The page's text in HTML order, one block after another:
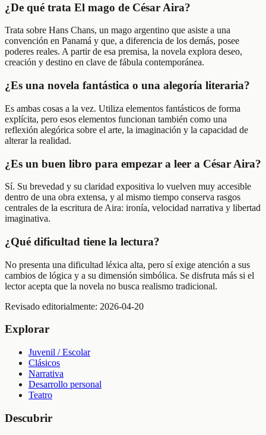
¿De qué trata El mago de César Aira?
Trata sobre Hans Chans, un mago argentino que asiste a una
convención en Panamá y que, a diferencia de los demás, posee
poderes reales. A partir de esa premisa, la novela explora deseo,
creación y destino en clave de fábula contemporánea.
¿Es una novela fantástica o una alegoría literaria?
Es ambas cosas a la vez. Utiliza elementos fantásticos de forma
explícita, pero esos elementos funcionan también como una
reflexión alegórica sobre el arte, la imaginación y la capacidad de
alterar la realidad.
¿Es un buen libro para empezar a leer a César Aira?
Sí. Su brevedad y su claridad expositiva lo vuelven muy accesible
dentro de una obra extensa, y al mismo tiempo conserva rasgos
centrales de la escritura de Aira: ironía, velocidad narrativa y libertad
imaginativa.
¿Qué dificultad tiene la lectura?
No presenta una dificultad léxica alta, pero sí exige atención a sus
cambios de lógica y a su dimensión simbólica. Se disfruta más si el
lector acepta que la novela no busca realismo tradicional.
Revisado editorialmente: 2026-04-20
Explorar
Juvenil / Escolar
Clásicos
Narrativa
Desarrollo personal
Teatro
Descubrir